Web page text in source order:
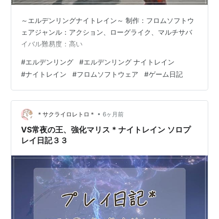
～エルデンリングナイトレイン～ 制作：フロムソフトウ
ェアジャンル：アクション、ローグライク、マルチサバ
イバル難易度：高い
#エルデンリング #エルデンリング ナイトレイン
#ナイトレイン #フロムソフトウェア #ゲーム日記
＊サクライロレトロ＊ • 6ヶ月前
VS常夜の王、強化マリス * ナイトレイン ソロプ
レイ日記３３